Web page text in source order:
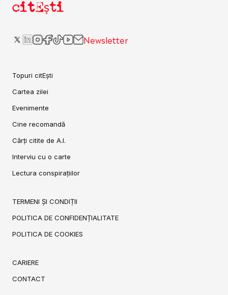
citEști
Newsletter
Topuri citEști
Cartea zilei
Evenimente
Cine recomandă
Cărți citite de A.I.
Interviu cu o carte
Lectura conspirațiilor
TERMENI ȘI CONDIȚII
POLITICA DE CONFIDENȚIALITATE
POLITICA DE COOKIES
CARIERE
CONTACT